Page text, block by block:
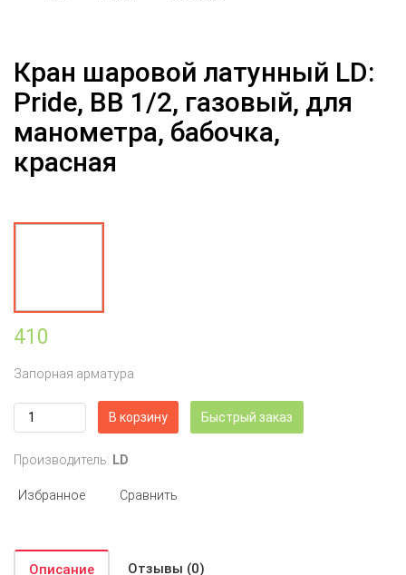
Кран шаровой латунный LD:
Pride, ВВ 1/2, газовый, для
манометра, бабочка,
красная
410
Запорная арматура
В корзину Быстрый заказ
Производитель: LD
Избранное Сравнить
Описание Отзывы (0)